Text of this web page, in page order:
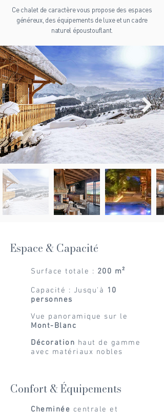
Ce chalet de caractère vous propose des espaces
généreux, des équipements de luxe et un cadre
naturel époustouflant.
Espace & Capacité
Surface totale : 200 m²
Capacité : Jusqu'à 10
personnes
Vue panoramique sur le
Mont-Blanc
Décoration haut de gamme
avec matériaux nobles
Confort & Équipements
Cheminée centrale et